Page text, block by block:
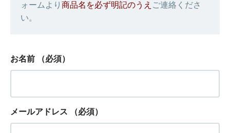
ォームより 商品名を必ず明記のうえ ご連絡くださ
い。
お名前 （必須）
メールアドレス （必須）